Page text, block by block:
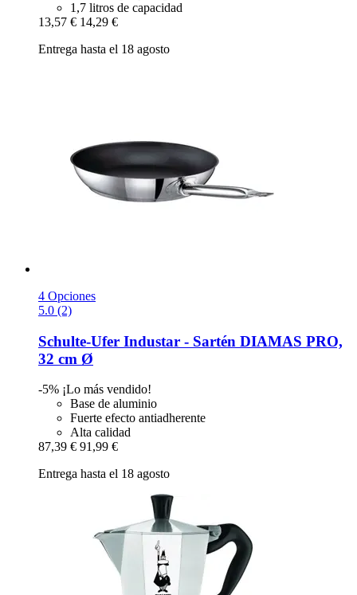
1,7 litros de capacidad
13,57 € 14,29 €
Entrega hasta el 18 agosto
4 Opciones
5.0 (2)
Schulte-Ufer Industar -​ Sartén DIAMAS PRO,
32 cm Ø
-5% ¡Lo más vendido!
Base de aluminio
Fuerte efecto antiadherente
Alta calidad
87,39 € 91,99 €
Entrega hasta el 18 agosto